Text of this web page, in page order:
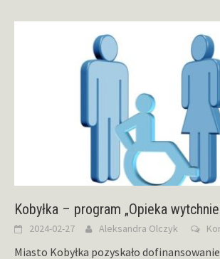
Kobyłka – program „Opieka
2024-02-27 Aleksandra Olczyk
Miasto Kobyłka pozyskało